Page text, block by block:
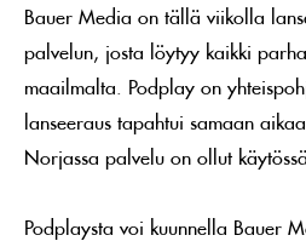
Bauer Media on tällä viikolla
palvelun, josta löytyy kaikki
maailmalta. Podplay on
lanseeraus tapahtui samaan
Norjassa palvelu on ollut
Podplaysta voi kuunnella Bauer